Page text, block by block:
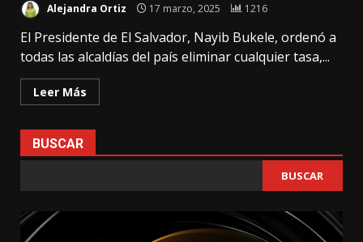
Alejandra Ortiz 17 marzo, 2025 1216
El Presidente de El Salvador, Nayib Bukele, ordenó a
todas las alcaldías del país eliminar cualquier tasa,...
Leer Más
BUSCAR
BUSCAR